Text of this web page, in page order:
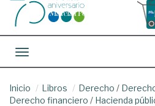
Toggle navigation
Inicio Libros Derecho /
Derecho financiero / Hacienda